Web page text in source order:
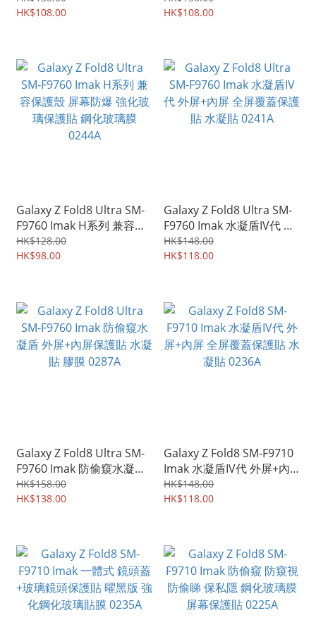
貼 0251A
HK$108.00
HK$108.00
Galaxy Z Fold8 Ultra SM-
F9760 Imak H系列 兼容保
護殼 屏幕防爆 強化玻璃保
護貼 鋼化玻璃膜 0244A
HK$128.00
HK$98.00
Galaxy Z Fold8 Ultra SM-
F9760 Imak 水凝盾IV代 外
屏+內屏 全屏覆蓋保護貼 水
凝貼 0241A
HK$148.00
HK$118.00
Galaxy Z Fold8 Ultra SM-
F9760 Imak 防偷窺水凝盾
外屏+內屏保護貼 水凝貼 膠
膜 0287A
HK$158.00
HK$138.00
Galaxy Z Fold8 SM-F9710
Imak 水凝盾IV代 外屏+內
屏 全屏覆蓋保護貼 水凝貼
0236A
HK$148.00
HK$118.00